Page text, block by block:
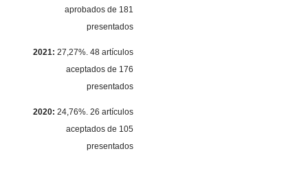
aprobados de 181
presentados
2021: 27,27%. 48 artículos
aceptados de 176
presentados
2020: 24,76%. 26 artículos
aceptados de 105
presentados